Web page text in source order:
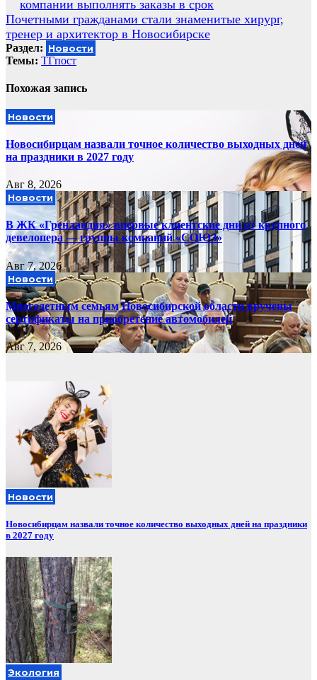
по
записям
компании выполнять заказы в срок
Почетными гражданами стали знаменитые хирург,
тренер и архитектор в Новосибирске
Раздел: Новости
Темы: ТГпост
Похожая запись
Новости
Новосибирцам назвали точное количество выходных дней
на праздники в 2027 году
Авг 8, 2026
Новости
В ЖК «Гренландия» впервые клиентские дни от крупного
девелопера — группы компаний «СОЮЗ»
Авг 7, 2026
Новости
Многодетным семьям Новосибирской области вручены
сертификаты на приобретение автомобилей
Авг 7, 2026
Новости
Новосибирцам назвали точное количество выходных дней на праздники
в 2027 году
Экология